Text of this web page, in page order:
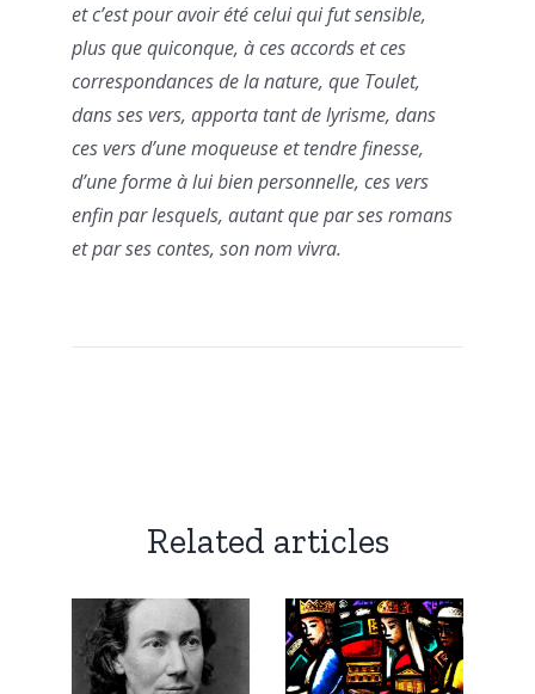
et c’est pour avoir été celui qui fut sensible,
plus que quiconque, à ces accords et ces
correspondances de la nature, que Toulet,
dans ses vers, apporta tant de lyrisme, dans
ces vers d’une moqueuse et tendre finesse,
d’une forme à lui bien personnelle, ces vers
enfin par lesquels, autant que par ses romans
et par ses contes, son nom vivra.
Related articles